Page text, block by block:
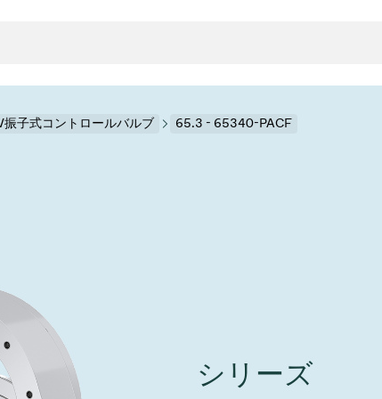
イベント情報
2026で精密技
VAT Media Release on
ブ、インラインバルブ、シリンダーバルブ
ブ
ス
ー
ナンス
子式コントロールバルブ 65.3 - 65340-PACF
シリーズ